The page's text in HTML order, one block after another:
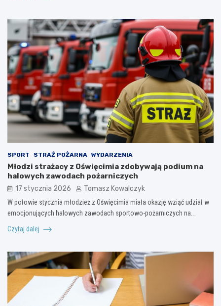
SPORT STRAŻ POŻARNA WYDARZENIA
Młodzi strażacy z Oświęcimia zdobywają podium na
halowych zawodach pożarniczych
17 stycznia 2026 Tomasz Kowalczyk
W połowie stycznia młodzież z Oświęcimia miała okazję wziąć udział w
emocjonujących halowych zawodach sportowo-pożarniczych na…
Czytaj dalej